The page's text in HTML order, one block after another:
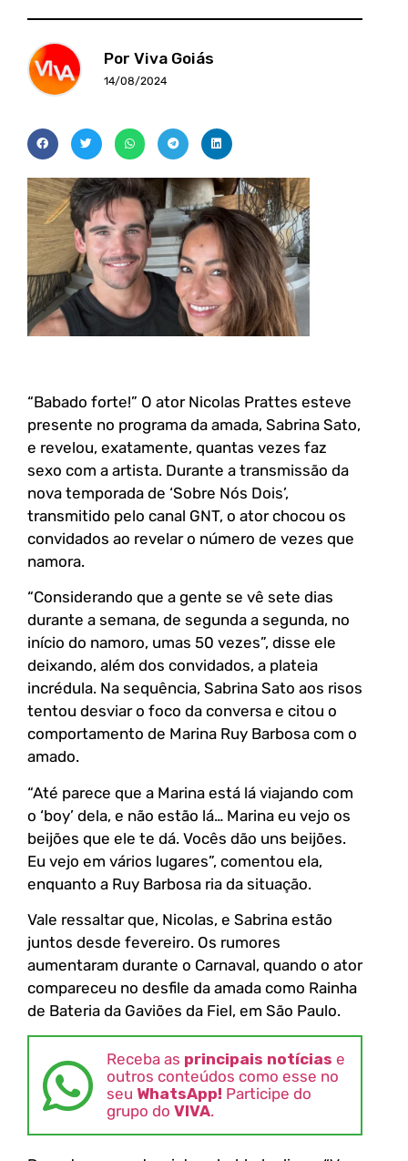
Por Viva Goiás
14/08/2024
“Babado forte!” O ator Nicolas Prattes esteve
presente no programa da amada, Sabrina Sato,
e revelou, exatamente, quantas vezes faz
sexo com a artista. Durante a transmissão da
nova temporada de ‘Sobre Nós Dois’,
transmitido pelo canal GNT, o ator chocou os
convidados ao revelar o número de vezes que
namora.
“Considerando que a gente se vê sete dias
durante a semana, de segunda a segunda, no
início do namoro, umas 50 vezes”, disse ele
deixando, além dos convidados, a plateia
incrédula. Na sequência, Sabrina Sato aos risos
tentou desviar o foco da conversa e citou o
comportamento de Marina Ruy Barbosa com o
amado.
“Até parece que a Marina está lá viajando com
o ‘boy’ dela, e não estão lá… Marina eu vejo os
beijões que ele te dá. Vocês dão uns beijões.
Eu vejo em vários lugares”, comentou ela,
enquanto a Ruy Barbosa ria da situação.
Vale ressaltar que, Nicolas, e Sabrina estão
juntos desde fevereiro. Os rumores
aumentaram durante o Carnaval, quando o ator
compareceu no desfile da amada como Rainha
de Bateria da Gaviões da Fiel, em São Paulo.
Receba as principais notícias e
outros conteúdos como esse no
seu WhatsApp! Participe do
grupo do VIVA.